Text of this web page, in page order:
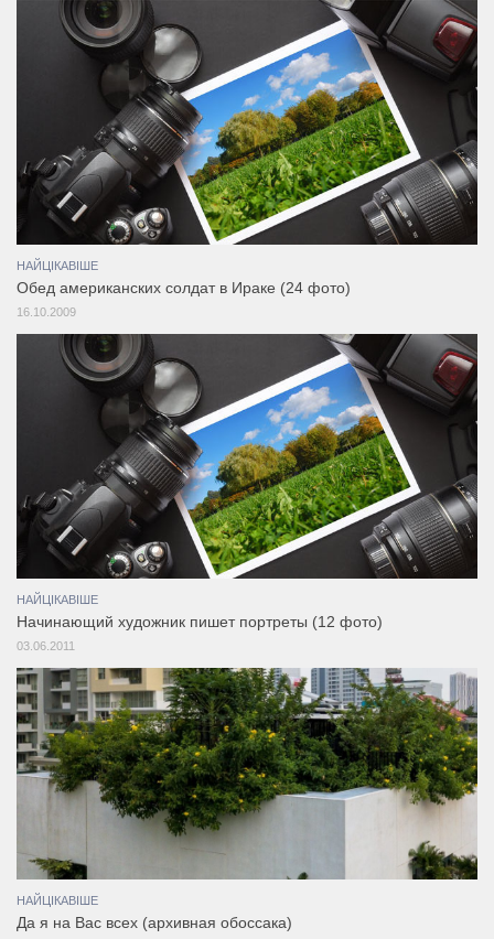
НАЙЦІКАВІШЕ
Обед американских солдат в Ираке (24 фото)
16.10.2009
НАЙЦІКАВІШЕ
Начинающий художник пишет портреты (12 фото)
03.06.2011
НАЙЦІКАВІШЕ
Да я на Вас всех (архивная обоссака)